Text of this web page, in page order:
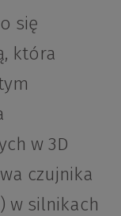
się
która
w 3D
czujnika
w silnikach